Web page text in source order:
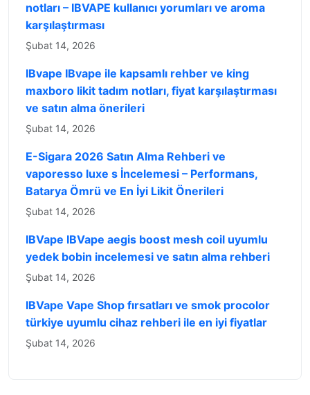
notları – IBVAPE kullanıcı yorumları ve aroma
karşılaştırması
Şubat 14, 2026
IBvape IBvape ile kapsamlı rehber ve king
maxboro likit tadım notları, fiyat karşılaştırması
ve satın alma önerileri
Şubat 14, 2026
E-Sigara 2026 Satın Alma Rehberi ve
vaporesso luxe s İncelemesi – Performans,
Batarya Ömrü ve En İyi Likit Önerileri
Şubat 14, 2026
IBVape IBVape aegis boost mesh coil uyumlu
yedek bobin incelemesi ve satın alma rehberi
Şubat 14, 2026
IBVape Vape Shop fırsatları ve smok procolor
türkiye uyumlu cihaz rehberi ile en iyi fiyatlar
Şubat 14, 2026